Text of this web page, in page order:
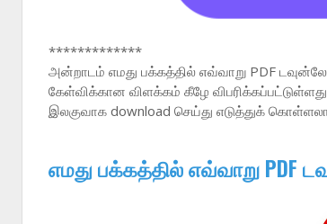
*************
அன்றாடம் எமது பக்கத்தில் எவ்வாறு PDF
கேள்விக்கான விளக்கம் கீழே
இலகுவாக download செய்து எடுத்துக்
எமது பக்கத்தில் எவ்வாறு PDF